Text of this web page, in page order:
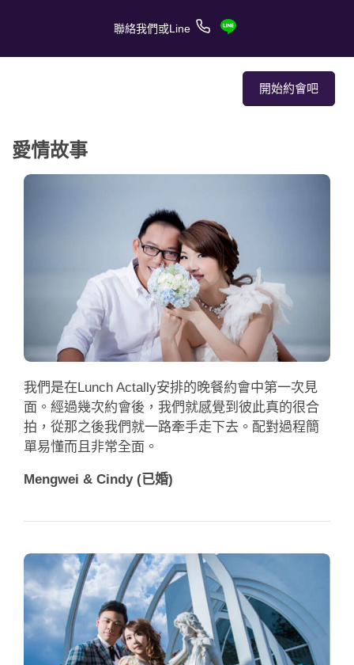
聯絡我們或Line
開始約會吧
關於我們
約會助理App
聯絡我們
愛情故事
我們是在Lunch Actally安排的晚餐約會中第一次見
面。經過幾次約會後，我們就感覺到彼此真的很合
拍，從那之後我們就一路牽手走下去。配對過程簡
單易懂而且非常全面。
Mengwei & Cindy (已婚)